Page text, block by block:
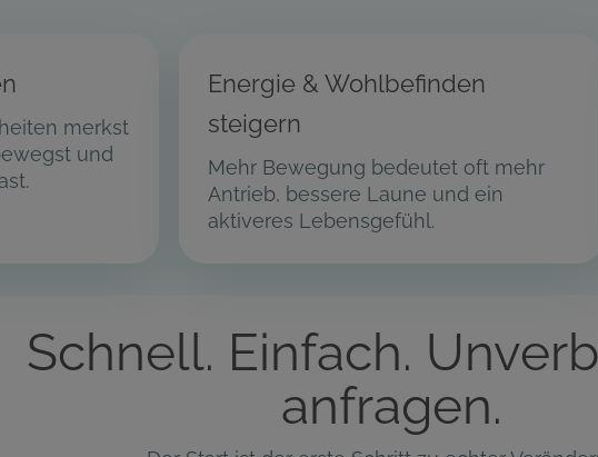
merkst
und
Energie & Wohlbefinden
steigern
Mehr Bewegung bedeutet oft mehr
Antrieb, bessere Laune und ein
aktiveres Lebensgefühl.
Schnell. Einfach.
anfragen.